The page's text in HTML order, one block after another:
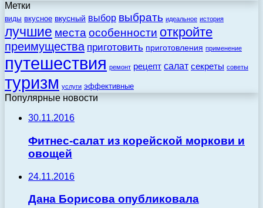
Метки
виды вкусное вкусный выбор выбрать идеальное история
лучшие места особенности откройте
преимущества приготовить приготовления применение
путешествия ремонт рецепт салат секреты советы
туризм услуги эффективные
Популярные новости
30.11.2016
Фитнес-салат из корейской моркови и
овощей
24.11.2016
Дана Борисова опубликовала